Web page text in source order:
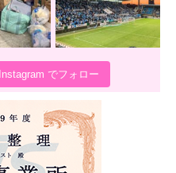
Instagram でフォロー